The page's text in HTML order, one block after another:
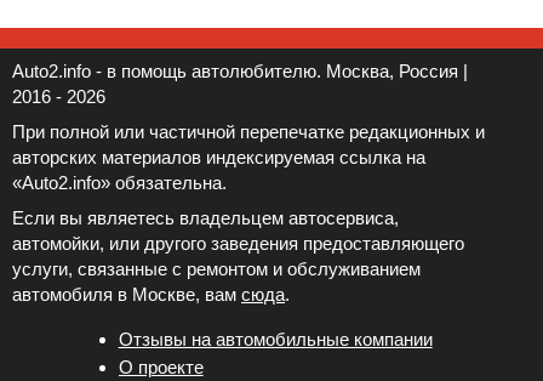
Auto2.info - в помощь автолюбителю. Москва, Россия |
2016 - 2026
При полной или частичной перепечатке редакционных и
авторских материалов индексируемая ссылка на
«Auto2.info» обязательна.
Если вы являетесь владельцем автосервиса,
автомойки, или другого заведения предоставляющего
услуги, связанные с ремонтом и обслуживанием
автомобиля в Москве, вам сюда.
Отзывы на автомобильные компании